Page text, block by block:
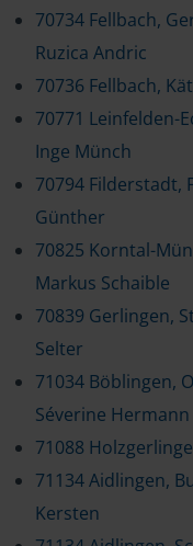
70734 Fellbach,
Ruzica Andric
70736 Fellbach,
70771 Leinfelden-
Inge Münch
70794 Filderstadt,
Günther
70825 Korntal-
Markus Schaible
70839 Gerlingen,
Selter
71034 Böblingen,
Séverine Hermann
71088
71134 Aidlingen,
Kersten